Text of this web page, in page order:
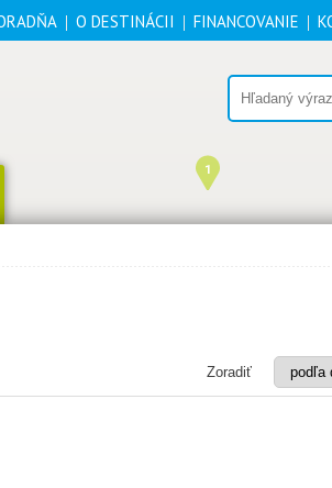
1
O DESTINÁCII FINANCOVANIE
Zoradiť